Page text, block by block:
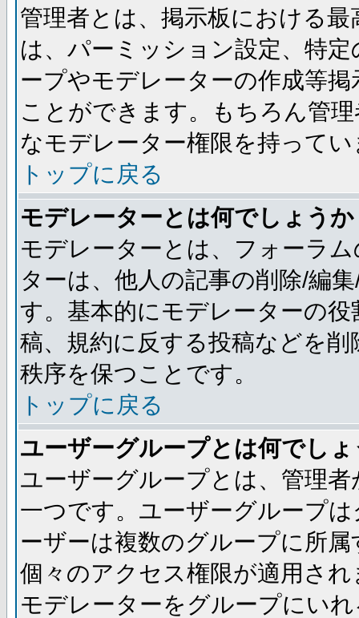
管理者とは、掲示板における
は、パーミッション設定、特
ープやモデレーターの作成等
ことができます。もちろん管
なモデレーター権限を持ってい
トップに戻る
モデレーターとは何でしょうか
モデレーターとは、フォーラ
ターは、他人の記事の削除/編
す。基本的にモデレーターの
稿、規約に反する投稿などを
秩序を保つことです。
トップに戻る
ユーザーグループとは何でし
ユーザーグループとは、管理
一つです。ユーザーグループ
ーザーは複数のグループに所
個々のアクセス権限が適用さ
モデレーターをグループにい